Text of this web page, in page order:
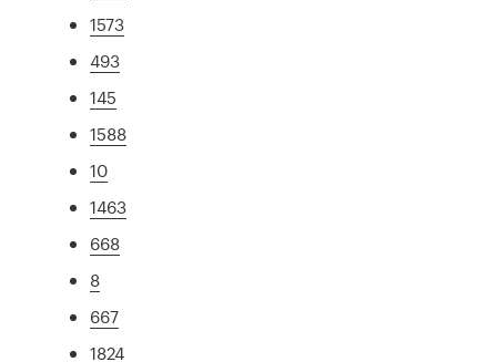
1573
493
145
1588
10
1463
668
8
667
1824